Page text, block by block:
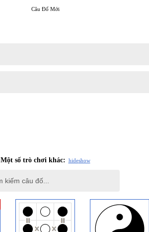
Câu Đố Mới
Một số trò chơi khác: hideshow